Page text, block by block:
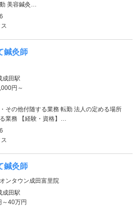
美容鍼灸…
鍼灸師
成田駅
円～
その他付随する業務 転勤 法人の定める場所
業務 【経験・資格】…
鍼灸師
ンタウン成田富里院
成田駅
～40万円